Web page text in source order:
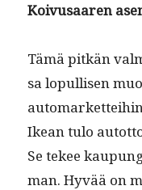
Koivusaaren
Tämä pitkän
sa lop­ullisen
Ikean tulo
Se tekee
man. Hyvää on